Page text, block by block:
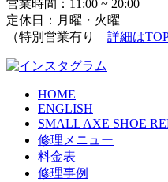
営業時間：11:00 ~ 20:00
定休日：月曜・火曜
（特別営業有り 詳細は
HOME
ENGLISH
SMALL AXE SHOE
修理メニュー
料金表
修理事例